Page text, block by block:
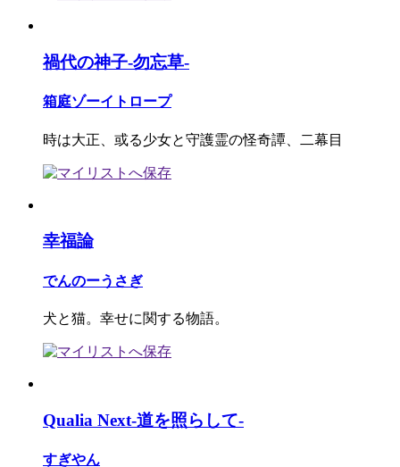
禍代の神子-勿忘草-
箱庭ゾーイトロープ
時は大正、或る少女と守護霊の怪奇譚、二幕目
幸福論
でんのーうさぎ
犬と猫。幸せに関する物語。
Qualia Next-道を照らして-
すぎやん